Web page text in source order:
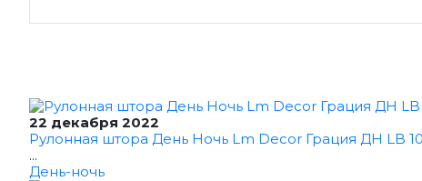
22 декабря 2022
Рулонная штора День Ночь Lm Decor Грация ДН LB
...
День-ночь